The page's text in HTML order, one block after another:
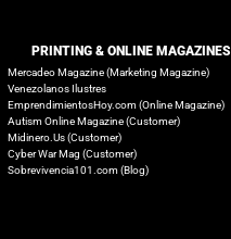
PRINTING & ONLINE MAGAZINES
Mercadeo Magazine (Marketing Magazine)
Venezolanos Ilustres
EmprendimientosHoy.com (Online Magazine)
Autism Online Magazine (Customer)
Midinero.Us (Customer)
Cyber War Mag (Customer)
Sobrevivencia101.com (Blog)